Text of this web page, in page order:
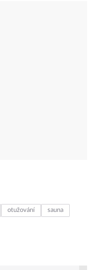
otužování
sauna